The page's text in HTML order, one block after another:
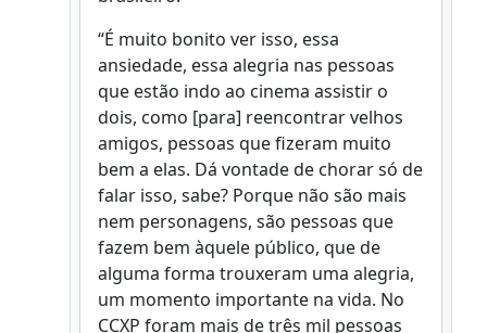
“É muito bonito ver isso, essa
ansiedade, essa alegria nas pessoas
que estão indo ao cinema assistir o
dois, como [para] reencontrar velhos
amigos, pessoas que fizeram muito
bem a elas. Dá vontade de chorar só de
falar isso, sabe? Porque não são mais
nem personagens, são pessoas que
fazem bem àquele público, que de
alguma forma trouxeram uma alegria,
um momento importante na vida. No
CCXP foram mais de três mil pessoas